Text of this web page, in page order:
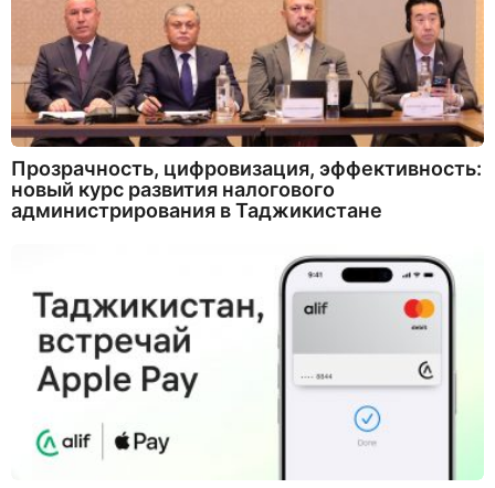
Прозрачность, цифровизация, эффективность:
новый курс развития налогового
администрирования в Таджикистане